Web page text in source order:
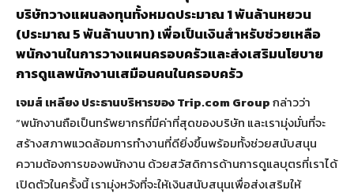
บริษัทวางแผนลงทุนทั้งหมดประมาณ 1 พันล้านหยวน
(ประมาณ 5 พันล้านบาท) เพื่อเป็นเงินสำหรับช่วยเหลือ
พนักงานในการวางแผนครอบครัวและส่งเสริมนโยบาย
การดูแลพนักงานเสมือนคนในครอบครัว
เจมส์ เหลียง ประธานบริหารของTrip.comGroupกล่าวว่า
“พนักงานถือเป็นทรัพยากรที่มีค่าที่สุดของบริษัท และเรามุ่งมั่นที่จะ
สร้างสภาพแวดล้อมการทำงานที่ดียิ่งขึ้นพร้อมทั้งช่วยสนับสนุน
ความต้องการของพนักงาน ด้วยสวัสดิการด้านการดูแลบุตรที่เราได้
เปิดตัวในครั้งนี้ เรามุ่งหวังที่จะให้เงินสนับสนุนเพื่อส่งเสริมให้